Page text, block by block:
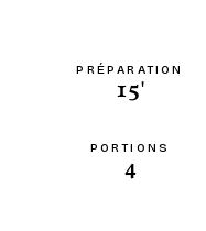
PRÉPARATION
15'
PORTIONS
4